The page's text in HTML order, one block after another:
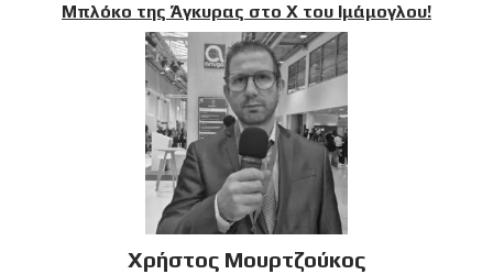
Μπλόκο της Άγκυρας στο X του Ιμάμογλου!
Χρήστος Μουρτζούκος